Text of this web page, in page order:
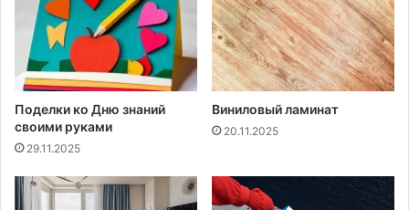
Поделки ко Дню знаний
своими руками
29.11.2025
Виниловый ламинат
20.11.2025